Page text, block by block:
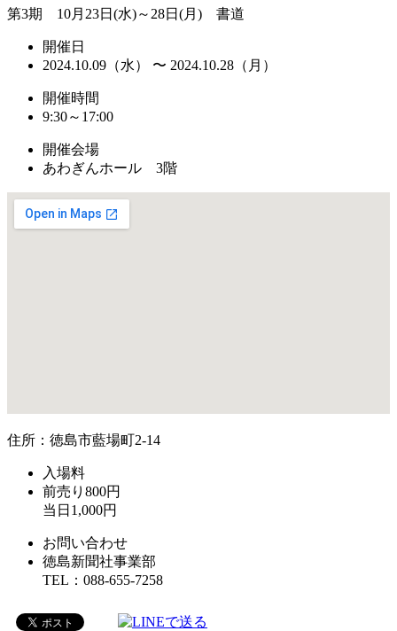
第3期 10月23日(水)～28日(月) 書道
開催日
2024.10.09（水） 〜 2024.10.28（月）
開催時間
9:30～17:00
開催会場
あわぎんホール 3階
住所：徳島市藍場町2-14
入場料
前売り800円
当日1,000円
お問い合わせ
徳島新聞社事業部
TEL：088-655-7258